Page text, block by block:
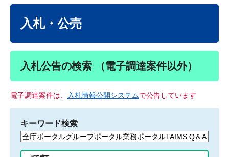
入札・公売
入札公告の検索 （電子調達案件以外）
電子調達案件は、 入札情報公開システムで公告しています
キーワード検索
検